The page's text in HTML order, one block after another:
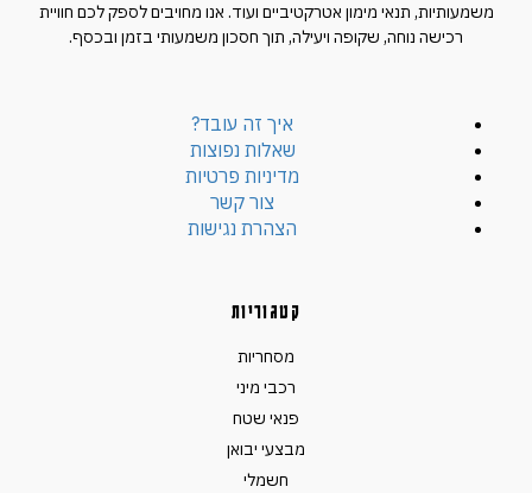
משמעותיות, תנאי מימון אטרקטיביים ועוד. אנו מחויבים לספק לכם חוויית
רכישה נוחה, שקופה ויעילה, תוך חסכון משמעותי בזמן ובכסף.
איך זה עובד?
שאלות נפוצות
מדיניות פרטיות
צור קשר
הצהרת נגישות
קטגוריות
מסחריות
רכבי מיני
פנאי שטח
מבצעי יבואן
חשמלי